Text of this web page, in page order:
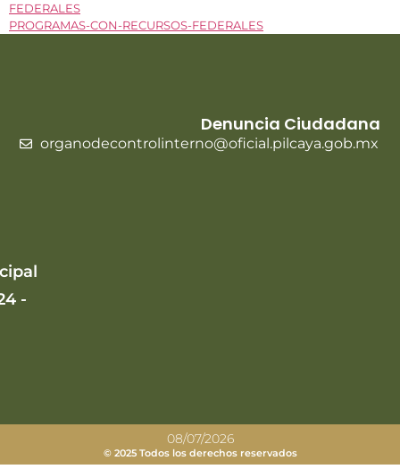
FEDERALES
PROGRAMAS-CON-RECURSOS-FEDERALES
-
Denuncia Ciudadana
organodecontrolinterno@oficial.pilcaya.gob.mx
08/07/2026
© 2025 Todos los derechos reservados